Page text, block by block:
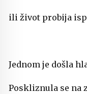
ili život probija
Jednom je došla
Poskliznula se na